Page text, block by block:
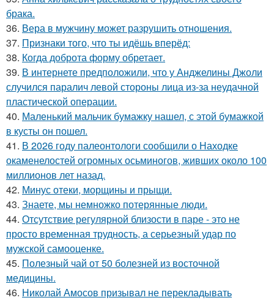
брака.
36. Вера в мужчину может разрушить отношения.
37. Признаки того, что ты идёшь вперёд:
38. Когда доброта форму обретает.
39. В интернете предположили, что у Анджелины Джоли
случился паралич левой стороны лица из-за неудачной
пластической операции.
40. Маленький мальчик бумажку нашел, с этой бумажкой
в кусты он пошел.
41. В 2026 году палеонтологи сообщили о Находке
окаменелостей огромных осьминогов, живших около 100
миллионов лет назад.
42. Минус отеки, морщины и прыщи.
43. Знаете, мы немножко потерянные люди.
44. Отсутствие регулярной близости в паре - это не
просто временная трудность, а серьезный удар по
мужской самооценке.
45. Полезный чай от 50 болезней из восточной
медицины.
46. Николай Амосов призывал не перекладывать